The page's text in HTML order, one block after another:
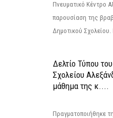
Πνευματικό Κέντρο
παρουσίαση της
Δημοτικού Σχολείου.
Δελτίο Τύπου
Σχολείου
μάθημα της κ....
Πραγματοποιήθηκε